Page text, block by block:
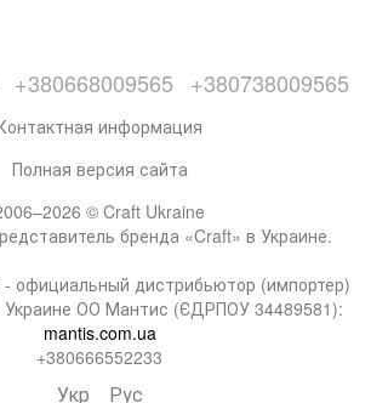
+380668009565 +380738009565
информация
Полная версия сайта
© Craft Ukraine
бренда «Craft» в Украине.
- официальный дистрибьютор (импортер)
Украине ОО Мантис (ЄДРПОУ 34489581):
mantis.com.ua
+380666552233
Укр Рус